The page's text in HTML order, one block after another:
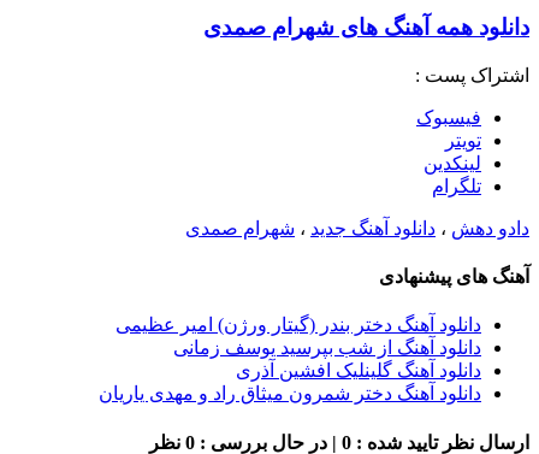
دانلود همه آهنگ های شهرام صمدی
اشتراک پست :
فيسبوک
تويتر
لینکدین
تلگرام
دادو دهش ، دانلود آهنگ جدید ، شهرام صمدی
آهنگ های پیشنهادی
دانلود آهنگ دختر بندر (گیتار ورژن) امیر عظیمی
دانلود آهنگ از شب بپرسید یوسف زمانی
دانلود آهنگ گلینلیک افشین آذری
دانلود آهنگ دختر شمرون میثاق راد و مهدی یاریان
ارسال نظرتایید شده : 0 | در حال بررسی : 0 نظر